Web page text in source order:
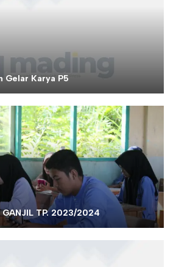
Gelar Karya P5
GANJIL TP. 2023/2024